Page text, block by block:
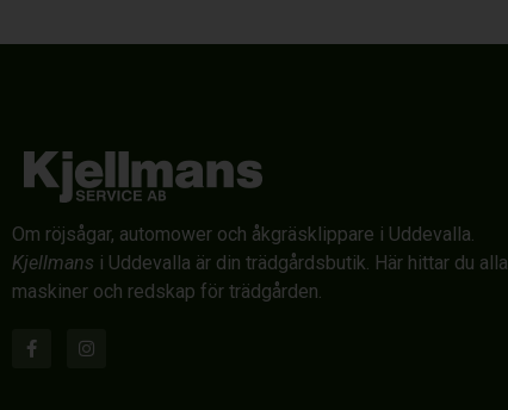
Om röjsågar, automower och åkgräsklippare i Uddevalla.
Kjellmans i Uddevalla är din trädgårdsbutik. Här hittar du alla
maskiner och redskap för trädgården.